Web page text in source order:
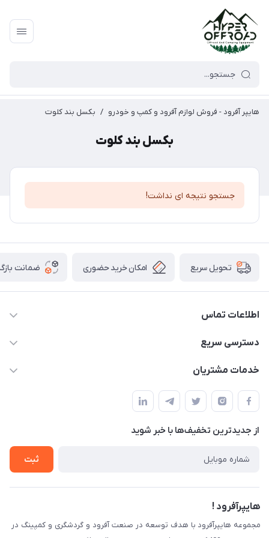
هایپر آفرود - فروش لوازم آفرود و کمپ و خودرو / بکسل بند کلوت
بکسل بند کلوت
جستجو نتیجه ای نداشت!
تحویل سریع امکان خرید حضوری ضمانت
اطلاعات تماس
09120582600
دسترسی سریع
حساب کاربری
لیست محصولات
درباره ما
خدمات مشتریان
قوانین و مقررات
حریم خصوصی
راهنما
از جدید‌ترین تخفیف‌ها با‌ خبر شوید
ثبت
هایپرآفرود !
مجموعه هایپرآفرود با هدف توسعه در صنعت آفرود و گردشگری و کمپینگ در